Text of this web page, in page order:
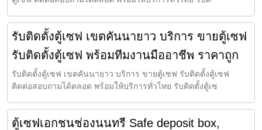
รับติดตั้งตู้เซฟ เขตคันนายาว บริการ ขายตู้เซฟ
รับติดตั้งตู้เซฟ พร้อมทีมงานมืออาชีพ ราคาถูก
รับติดตั้งตู้เซฟ เขตคันนายาว บริการ ขายตู้เซฟ รับติดตั้งตู้เซฟ
ติดต่อสอบถามได้ตลอด พร้อมให้บริการทั่วไทย รับติดตั้งตู้เซ
ตู้เซฟเอกชนช่องนนทรี Safe deposit box,